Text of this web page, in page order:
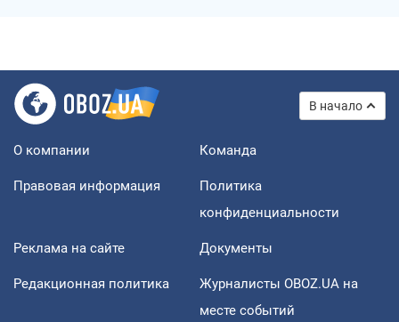
В начало
О компании Команда
Правовая информация
Политика
конфиденциальности
Реклама на сайте Документы
Редакционная политика
Журналисты OBOZ.UA на
месте событий